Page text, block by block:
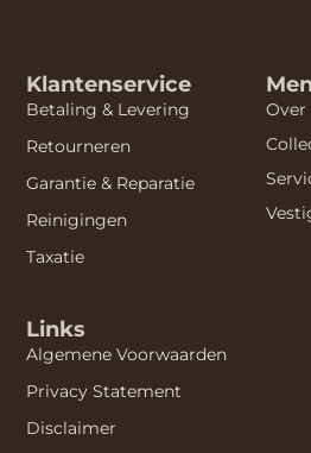
Over
Klantenservice
Betaling & Levering
Retourneren
Garantie & Reparatie
Reinigingen
Taxatie
Links
Algemene Voorwaarden
Privacy Statement
Disclaimer